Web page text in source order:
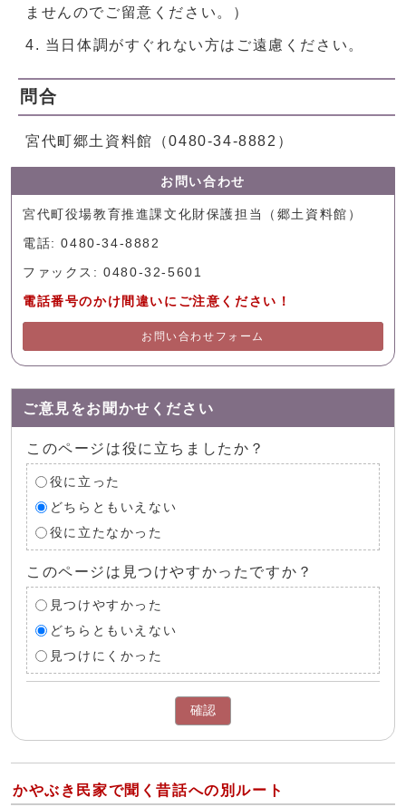
ませんのでご留意ください。）
当日体調がすぐれない方はご遠慮ください。
問合
宮代町郷土資料館（0480-34-8882）
お問い合わせ
宮代町役場教育推進課文化財保護担当（郷土資料館）
電話: 0480-34-8882
ファックス: 0480-32-5601
電話番号のかけ間違いにご注意ください！
お問い合わせフォーム
ご意見をお聞かせください
このページは役に立ちましたか？
役に立った
どちらともいえない
役に立たなかった
このページは見つけやすかったですか？
見つけやすかった
どちらともいえない
見つけにくかった
確認
かやぶき民家で聞く昔話への別ルート